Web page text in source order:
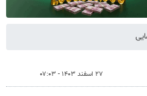
۲۷ اسفند ۱۴۰۳ - ۰۷:۰۳